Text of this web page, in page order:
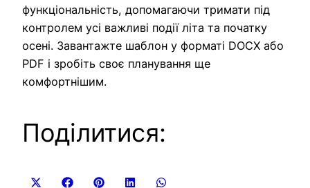
функціональність, допомагаючи тримати під
контролем усі важливі події літа та початку
осені. Завантажте шаблон у форматі DOCX або
PDF і зробіть своє планування ще
комфортнішим.
Поділитися:
Share
Share
Facebook
Share
PinterestShare
LinkedIn